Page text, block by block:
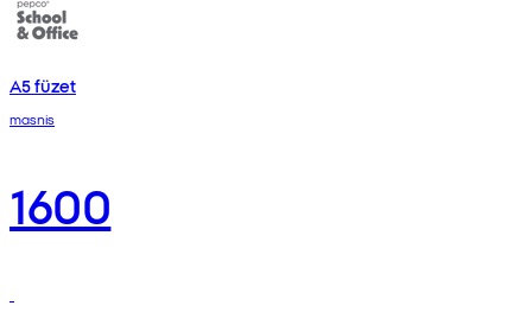
A5 füzet
masnis
1600